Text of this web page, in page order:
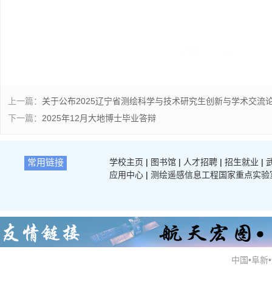
上一篇： 关于公布2025辽宁省测绘科学与技术研究生创新与学术交流
下一篇： 2025年12月大地博士毕业答辩
常用链接 学校主页 | 图书馆 | 人才招聘 | 招生就业 |
应用中心 | 测绘遥感信息工程国家重点实验
中国•阜新